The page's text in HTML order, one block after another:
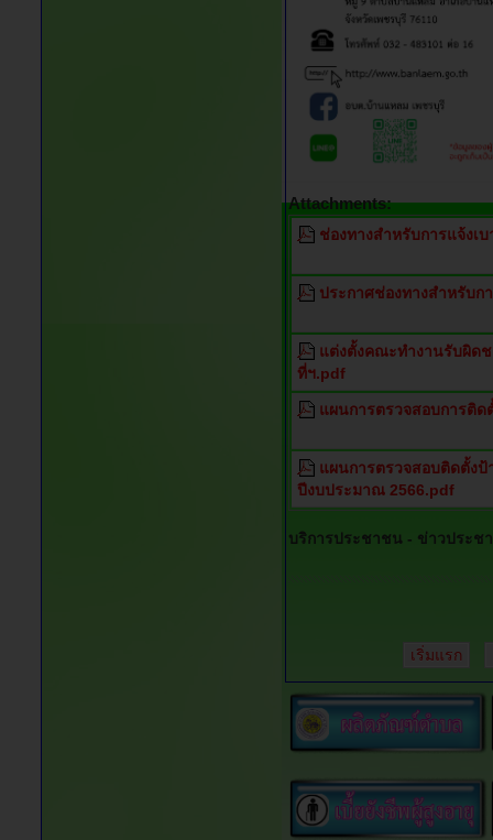
Attachments:
ช่องทางสำหรับการแจ้งเ
ประกาศช่องทางสำหรับก
แต่งตั้งคณะทำงานรับผิด
ที่ฯ.pdf
แผนการตรวจสอบการติ
แผนการตรวจสอบติดตั้ง
ปีงบประมาณ 2566.pdf
บริการประชาชน - ข่าวประช
เริ่มแรก